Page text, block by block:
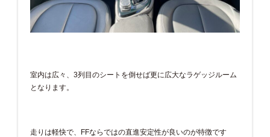
室内は広々、3列目のシートを倒せば更に広大なラゲッジルーム
となります。
走りは軽快で、FFならではの直進安定性が良いのが特徴です